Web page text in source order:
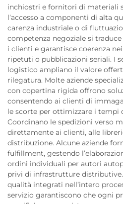
inchiostri e fornitori di materiali
l’accesso a componenti di alta
carenza industriale o di
competenza negoziale si
i clienti e garantisce coerenza
ripetuti o pubblicazioni seriali. I
logistico ampliano il valore
rilegatura. Molte aziende
con copertina rigida offrono
consentendo ai clienti di
le scorte per ottimizzare i tempi
Coordinano le spedizioni verso
direttamente ai clienti, alle
distribuzione. Alcune aziende
fulfillment, gestendo
ordini individuali per autori
privi di infrastrutture
qualità integrati nell’intero
servizio garantiscono che ogni